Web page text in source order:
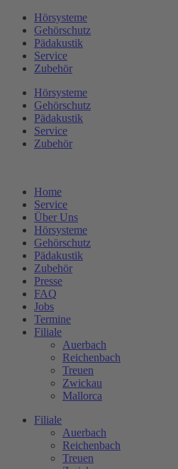
Zum
Inhalt
springen
Hörsysteme
Gehörschutz
Pädakustik
Service
Zubehör
Hörsysteme
Gehörschutz
Pädakustik
Service
Zubehör
Home
Service
Über Uns
Hörsysteme
Gehörschutz
Pädakustik
Zubehör
Presse
FAQ
Jobs
Termine
Filiale
Auerbach
Reichenbach
Treuen
Zwickau
Mallorca
Filiale
Auerbach
Reichenbach
Treuen